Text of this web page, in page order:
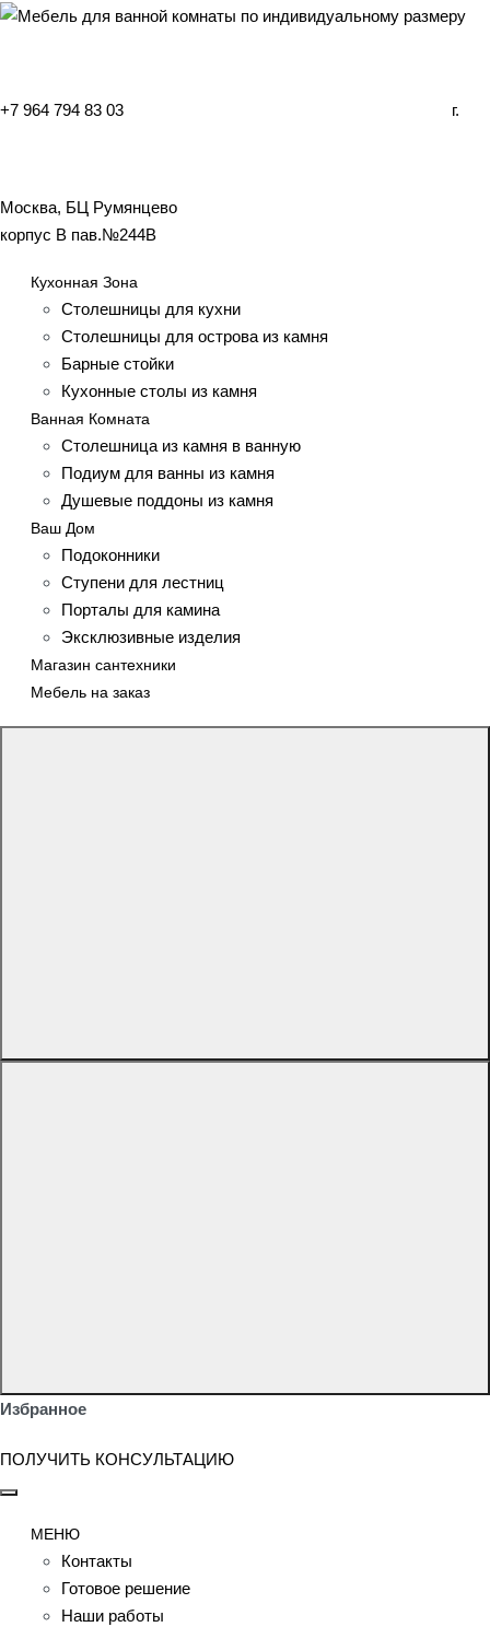
+7 964 794 83 03 г.
Москва, БЦ Румянцево
корпус B пав.№244B
Кухонная Зона
Столешницы для кухни
Столешницы для острова из камня
Барные стойки
Кухонные столы из камня
Ванная Комната
Столешница из камня в ванную
Подиум для ванны из камня
Душевые поддоны из камня
Ваш Дом
Подоконники
Ступени для лестниц
Порталы для камина
Эксклюзивные изделия
Магазин сантехники
Мебель на заказ
Избранное
ПОЛУЧИТЬ КОНСУЛЬТАЦИЮ
МЕНЮ
Контакты
Готовое решение
Наши работы